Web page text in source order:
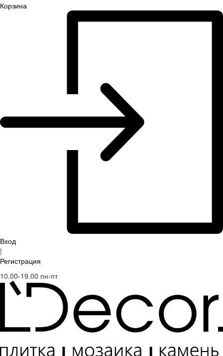
Корзина
Вход
|
Регистрация
10.00-19.00 пн-пт